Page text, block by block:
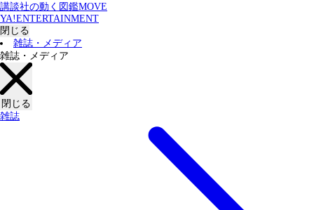
講談社の動く図鑑MOVE
YA!ENTERTAINMENT
閉じる
雑誌・メディア
雑誌・メディア
閉じる
雑誌